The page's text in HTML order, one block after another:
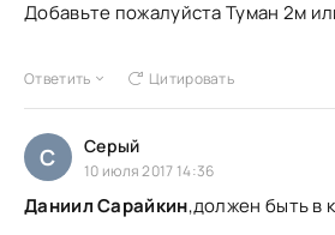
Добавьте пожалуйста Туман 2м
Ответить Цитировать
С Серый
10 июля 2017 14:36
Даниил Сарайкин,должен быть в